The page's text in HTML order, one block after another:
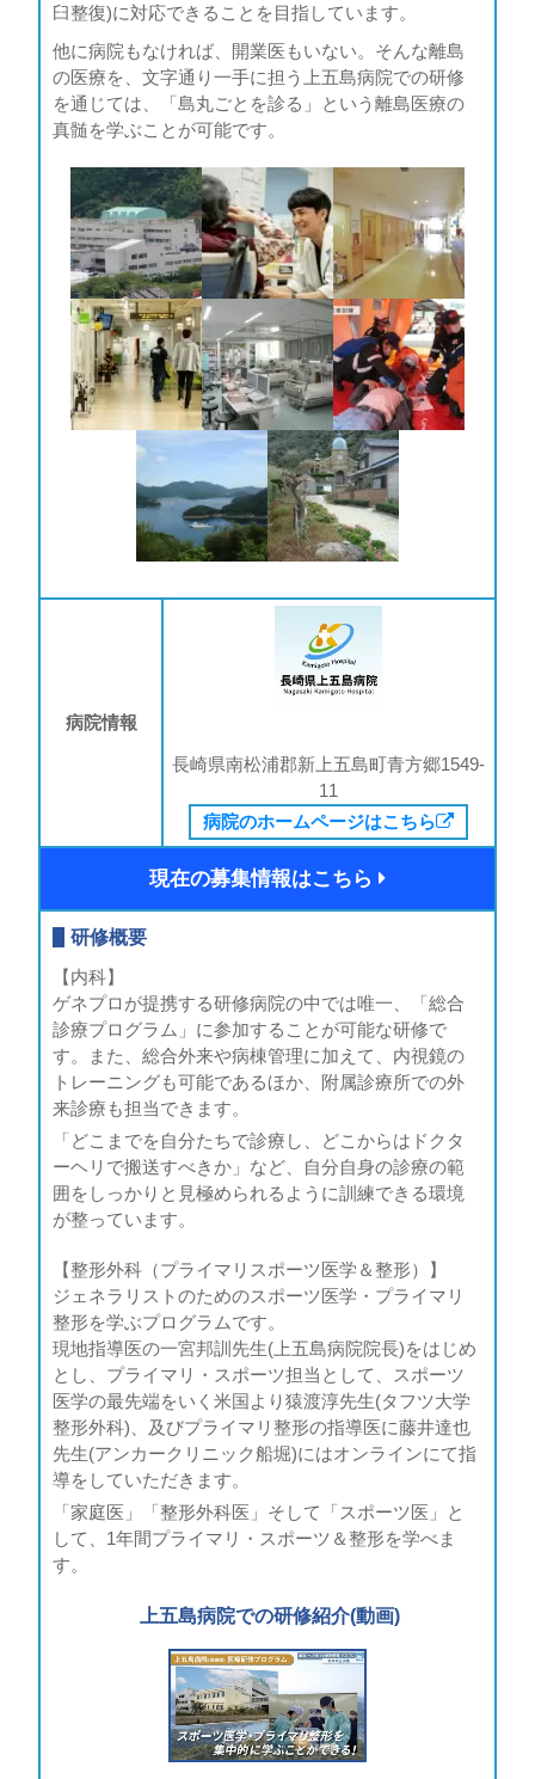
臼整復)に対応できることを目指しています。
他に病院もなければ、開業医もいない。そんな離島
の医療を、文字通り一手に担う上五島病院での研修
を通じては、「島丸ごとを診る」という離島医療の
真髄を学ぶことが可能です。
病院情報
長崎県南松浦郡新上五島町青方郷1549-
11
病院のホームページはこちら
現在の募集情報はこちら
研修概要
【内科】
ゲネプロが提携する研修病院の中では唯一、「総合
診療プログラム」に参加することが可能な研修で
す。また、総合外来や病棟管理に加えて、内視鏡の
トレーニングも可能であるほか、附属診療所での外
来診療も担当できます。
「どこまでを自分たちで診療し、どこからはドクタ
ーヘリで搬送すべきか」など、自分自身の診療の範
囲をしっかりと見極められるように訓練できる環境
が整っています。
【整形外科（プライマリスポーツ医学＆整形）】
ジェネラリストのためのスポーツ医学・プライマリ
整形を学ぶプログラムです。
現地指導医の一宮邦訓先生(上五島病院院長)をはじめ
とし、プライマリ・スポーツ担当として、スポーツ
医学の最先端をいく米国より猿渡淳先生(タフツ大学
整形外科)、及びプライマリ整形の指導医に藤井達也
先生(アンカークリニック船堀)にはオンラインにて指
導をしていただきます。
「家庭医」「整形外科医」そして「スポーツ医」と
して、1年間プライマリ・スポーツ＆整形を学べま
す。
上五島病院での研修紹介(動画)